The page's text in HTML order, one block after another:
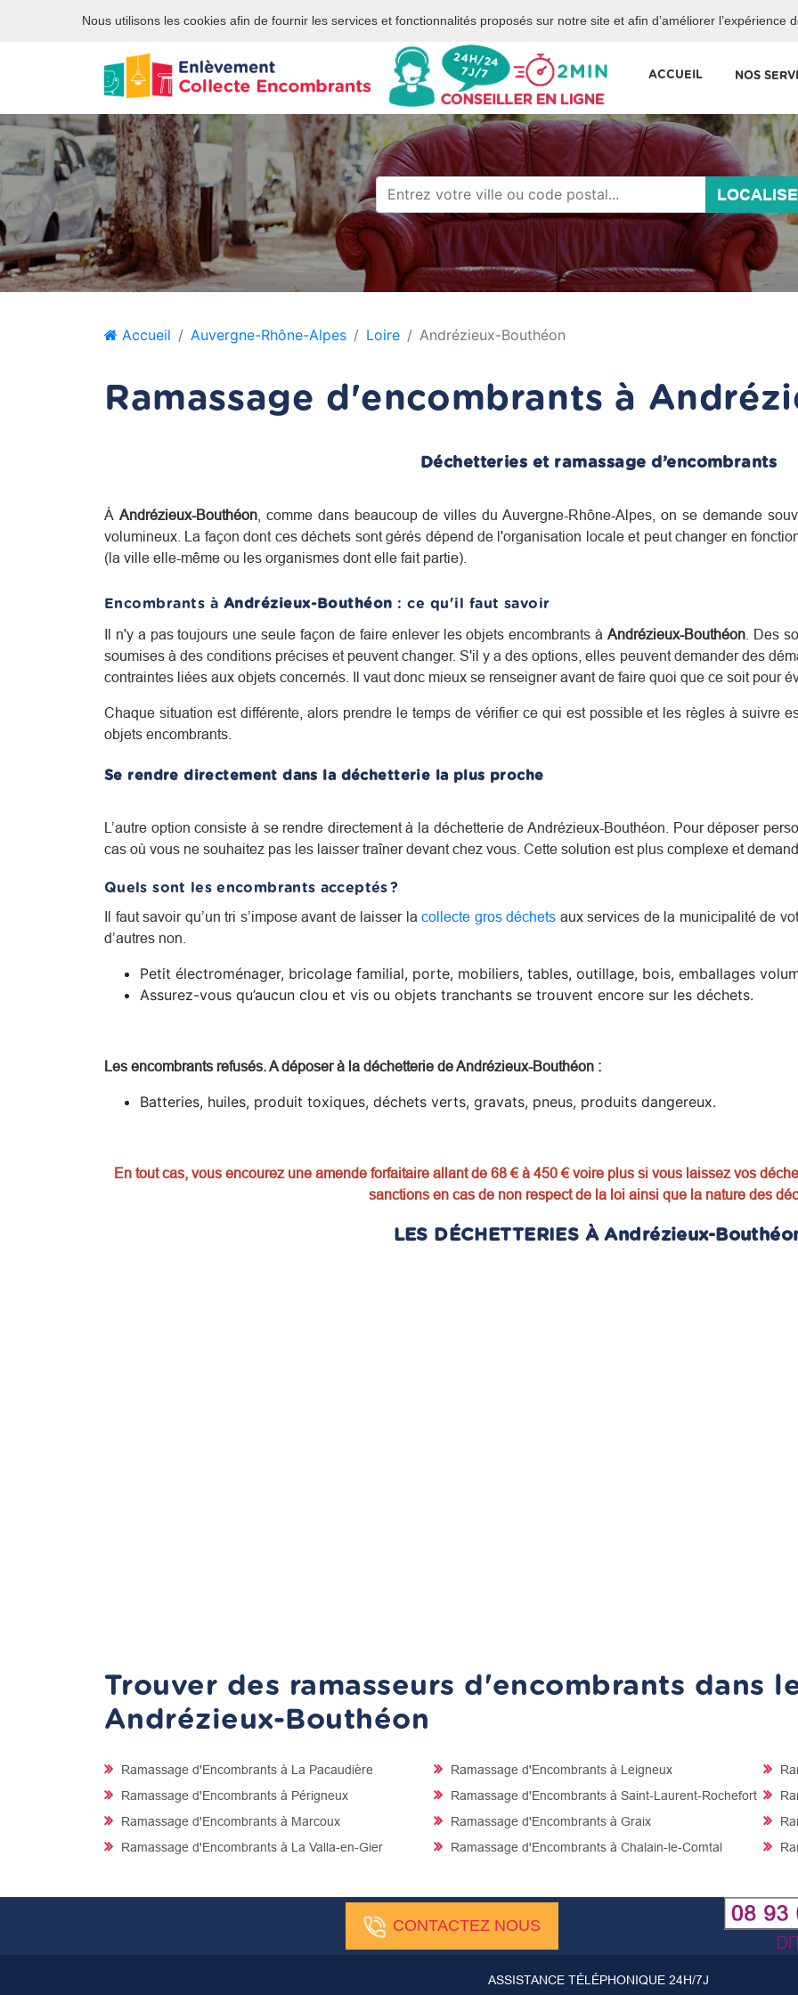
Site internet privé et indépendant des services publics ou des services de la mairie de Paris.
ACCUEIL NOS
Accueil Auvergne-Rhône-Alpes Loire Andrézieux-Bouthéon
Ramassage d'encombrants à
Déchetteries et ramassage d’encombrants
À Andrézieux-Bouthéon, comme dans beaucoup de villes duAuvergne-Rhône-Alpes , on se demande
volumineux. La façon dont ces déchets sont gérés dépend de l'organisation locale et peut changer en
(la ville elle-même ou les organismes dont elle fait partie).
Encombrants à Andrézieux-Bouthéon : ce qu'il faut savoir
Il n'y a pas toujours une seule façon de faire enlever les objets encombrants àAndrézieux-Bouthéon . Des
soumises à des conditions précises et peuvent changer. S'il y a des options, elles peuvent demander des
contraintes liées aux objets concernés. Il vaut donc mieux se renseigner avant de faire quoi que ce soit pour
Chaque situation est différente, alors prendre le temps de vérifier ce qui est possible et les règles à suivre
objets encombrants.
Se rendre directement dans la déchetterie la plus proche
L’autre option consiste à se rendre directement à la déchetterie de Andrézieux-Bouthéon. Pour déposer
cas où vous ne souhaitez pas les laisser traîner devant chez vous. Cette solution est plus complexe et
Quels sont les encombrants acceptés ?
Il faut savoir qu’un tri s’impose avant de laisser lacollecte gros déchets aux services de la municipalité de
d’autres non.
Petit électroménager, bricolage familial, porte, mobiliers, tables, outillage, bois, emballages
Assurez-vous qu’aucun clou et vis ou objets tranchants se trouvent encore sur les déchets.
Les encombrants refusés. A déposer à la déchetterie de Andrézieux-Bouthéon :
Batteries, huiles, produit toxiques, déchets verts, gravats, pneus, produits dangereux.
En tout cas, vous encourez une amende forfaitaire allant de 68 € à 450 € voire plus si vous laissez vos
sanctions en cas de non respect de la loi ainsi que la nature des
LES DÉCHETTERIES À Andrézieux-
Trouver des ramasseurs d'encombrants dans
Andrézieux-Bouthéon
Ramassage d'Encombrants à La Pacaudière
Ramassage d'Encombrants à Périgneux
Ramassage d'Encombrants à Marcoux
Ramassage d'Encombrants à La Valla-en-Gier
Ramassage d'Encombrants à Leigneux
Ramassage d'Encombrants à Saint-Laurent-Rochefort
Ramassage d'Encombrants à Graix
Ramassage d'Encombrants à Chalain-le-Comtal
CONTACTEZ NOUS
ASSISTANCE TÉLÉPHONIQUE 24H/7J
Nous utilisons les cookies afin de fournir les services et fonctionnalités proposés sur notre site et afin d’améliorer